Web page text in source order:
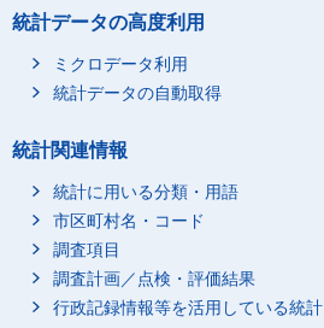
統計データの高度利用
ミクロデータ利用
統計データの自動取得
統計関連情報
統計に用いる分類・用語
市区町村名・コード
調査項目
調査計画／点検・評価結果
行政記録情報等を活用している統計